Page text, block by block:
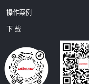
操作案例
下 载